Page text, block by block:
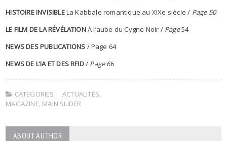
HISTOIRE INVISIBLELa Kabbale romantique au XIXe siècle / Page 50
LE FILM DE LA RÉVÉLATIONÀ l’aube du Cygne Noir / Page54
NEWS DES PUBLICATIONS / Page 64
NEWS DE L’IA ET DES RFID/ Page 66
CATEGORIES: ACTUALITÉS,
MAGAZINE, MAIN SLIDER
ABOUT AUTHOR